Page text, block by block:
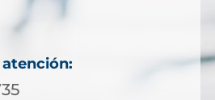
atención: